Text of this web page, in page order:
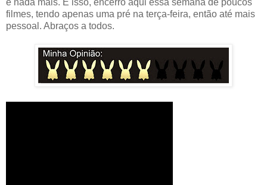
e nada mais. É isso, encerro aqui essa semana de poucos
filmes, tendo apenas uma pré na terça-feira, então até mais
pessoal. Abraços a todos.